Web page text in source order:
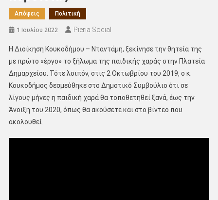
Απόψεις Πολιτική
1 Ιουλίου 2022 Pieria Social
Η Διοίκηση Κουκοδήμου – Νταντάμη, ξεκίνησε την θητεία της
με πρώτο «έργο» το ξήλωμα της παιδικής χαράς στην Πλατεία
Δημαρχείου. Τότε λοιπόν, στις 2 Οκτωβρίου του 2019, ο κ.
Κουκοδήμος δεσμεύθηκε στο Δημοτικό Συμβούλιο ότι σε
λίγους μήνες η παιδική χαρά θα τοποθετηθεί ξανά, έως την
Άνοιξη του 2020, όπως θα ακούσετε και στο βίντεο που
ακολουθεί.